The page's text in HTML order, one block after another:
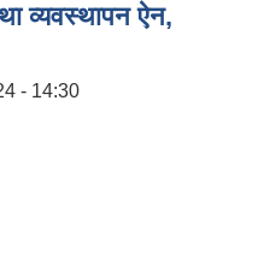
व्यवस्थापन ऐन,
- 14:30